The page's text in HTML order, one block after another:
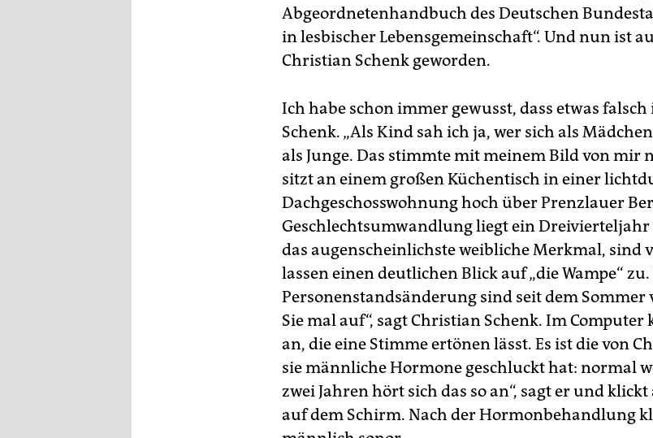
Abgeordnetenhandbuch des Deutschen
in lesbischer Lebensgemeinschaft“. Und nun ist
Christian Schenk geworden.
Ich habe schon immer gewusst, dass etwas falsch
Schenk. „Als Kind sah ich ja, wer sich als
als Junge. Das stimmte mit meinem Bild von mir
sitzt an einem großen Küchentisch in einer
Dachgeschosswohnung hoch über Prenzlauer
Geschlechtsumwandlung liegt ein Dreivierteljahr
das augenscheinlichste weibliche Merkmal, sind
lassen einen deutlichen Blick auf „die Wampe“
Personenstandsänderung sind seit dem Sommer
Sie mal auf“, sagt Christian Schenk. Im Computer
an, die eine Stimme ertönen lässt. Es ist die von
sie männliche Hormone geschluckt hat: normal
zwei Jahren hört sich das so an“, sagt er und
auf dem Schirm. Nach der Hormonbehandlung